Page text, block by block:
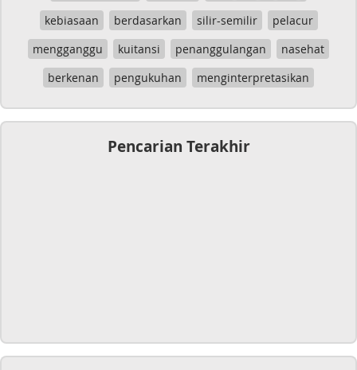
kebiasaan
berdasarkan silir-semilir
pelacur
mengganggu
kuitansi penanggulangan
nasehat
berkenan
pengukuhan menginterpretasikan
Pencarian Terakhir